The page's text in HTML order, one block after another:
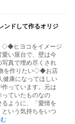
ンドして作るオリジ
ヒヨコをイメージ
愛い屋台で、壁は今
写真で埋め尽くされ
を作りたい◇◆お店
健康になってほしい
っています。元は
っていたものなの
ように、「愛情を
いう気持ちをいつ